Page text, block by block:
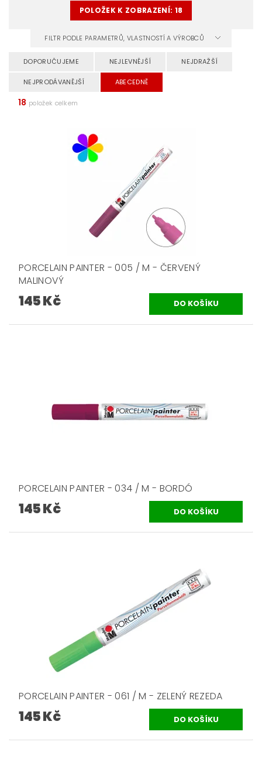
POLOŽEK K ZOBRAZENÍ: 18
FILTR PODLE PARAMETRŮ, VLASTNOSTÍ A VÝROBCŮ
DOPORUČUJEME NEJLEVNĚJŠÍ NEJDRAŽŠÍ
NEJPRODÁVANĚJŠÍ ABECEDNĚ
18 položek celkem
PORCELAIN PAINTER - 005 / M - ČERVENÝ
MALINOVÝ
145 Kč
PORCELAIN PAINTER - 034 / M - BORDÓ
145 Kč
PORCELAIN PAINTER - 061 / M - ZELENÝ REZEDA
145 Kč